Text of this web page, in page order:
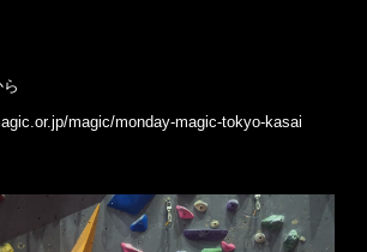
magic/monday-magic-tokyo-kasai